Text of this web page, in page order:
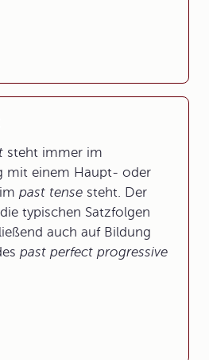
steht immer im
mit einem Haupt- oder
past tense steht. Der
typischen Satzfolgen
auch auf Bildung
past perfect progressive